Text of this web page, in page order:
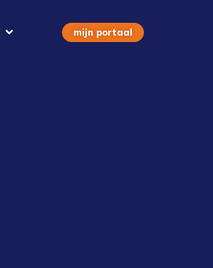
mijn portaal